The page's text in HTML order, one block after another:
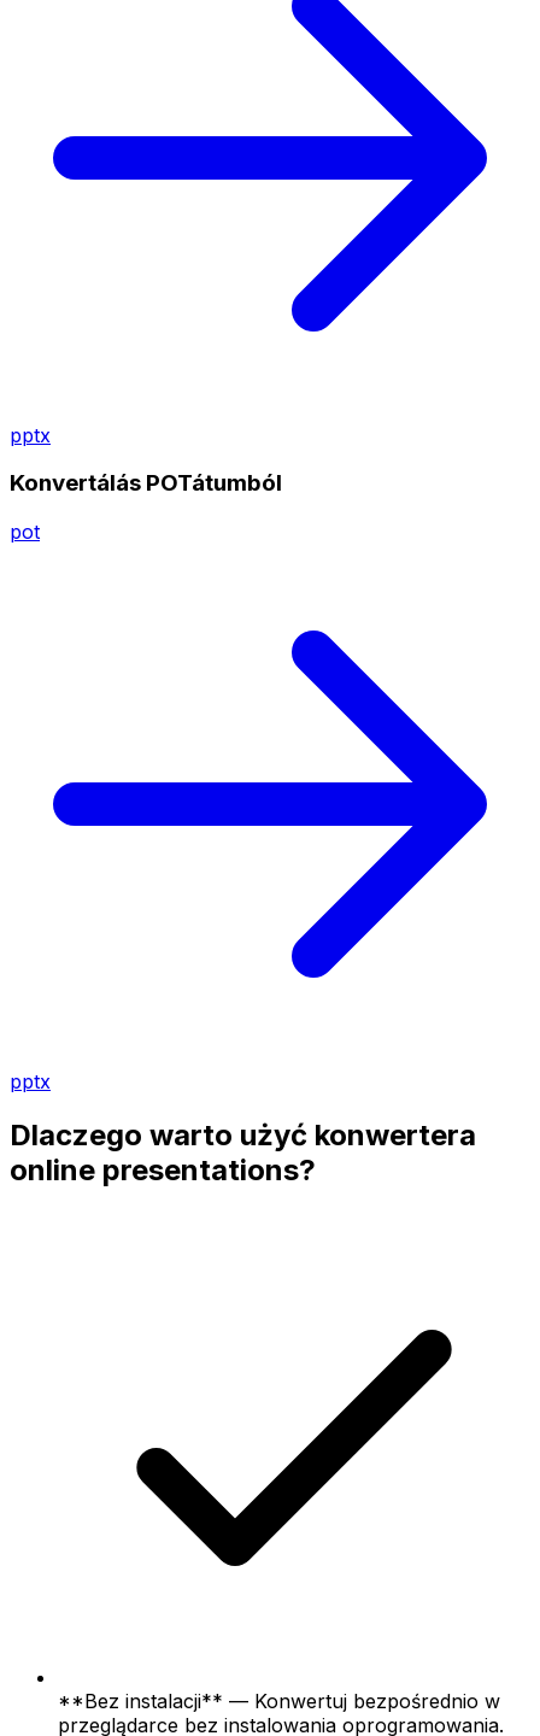
pptx
Konvertálás POTátumból
pot
pptx
Dlaczego warto użyć konwertera
online presentations?
**Bez instalacji** — Konwertuj bezpośrednio w
przeglądarce bez instalowania oprogramowania.